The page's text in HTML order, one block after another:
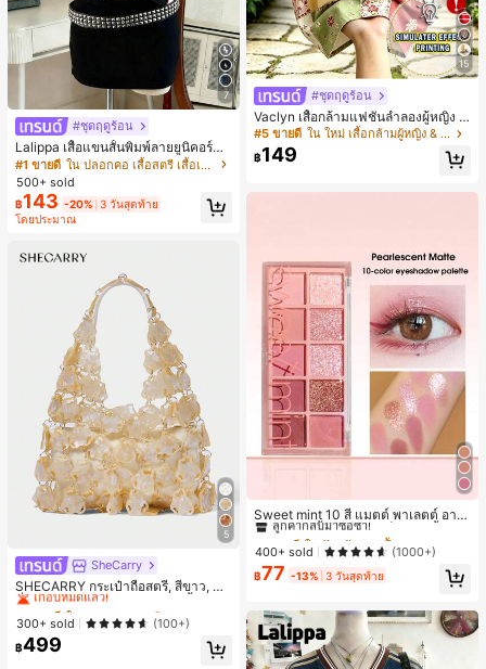
7
#ชุดฤดูร้อน
Lalippa เสื้อแขนสั้นพิมพ์ลายยูนิคอร์นล
ายทางสีตัดกันสำหรับผู้หญิง สไตล์วิทย
าลัย
#1 ขายดี
ใน ปลอกคอ เสื้อสตรี เสื้อเบลาส์ & Tee
500+ sold
฿143 -20% 3 วันสุดท้าย
โดยประมาณ
5
SheCarry
SHECARRY กระเป๋าถือสตรี, สีขาว, แฟ
ชั่น, สง่างาม, วันหยุด, งานปาร์ตี้
#1 ขายดี
เกือบหมดแล้ว!
#1 ขายดี
เกือบหมดแล้ว!
#1 ขายดี
เกือบหมดแล้ว!
#1 ขายดี
ใน บรรยากาศฤดูร้อน กระเป๋าหูหิ้วด้านบนผู้หญิง
300+ sold (100+)
฿499
15
#ชุดฤดูร้อน
Vaclyn เสื้อกล้ามแฟชั่นลำลองผู้หญิง ล
ายแพตช์เวิร์ก แขนกุด คอกลม ติดกระดุ
ม
#5 ขายดี ใน ใหม่ เสื้อกล้ามผู้หญิง & Camis
฿149
Sweet mint 10 สี แมตต์ พาเลตต์ อาย
แชโดว์ , 1 ชิ้น อย่างสูง เม็ดสี กันน้ำ ทน
ทาน อายแชโดว์ ถาด อายแชโดว์
ลูกค้ากลับมาซื้อซ้ำ!
#1 ขายดี
ลูกค้ากลับมาซื้อซ้ำ!
#1 ขายดี
ลูกค้ากลับมาซื้อซ้ำ!
#1 ขายดี
ใน ป้องกันรอยเปื้อน พาเลตต์อายแชโดว์
400+ sold (1000+)
฿77 -13% 3 วันสุดท้าย